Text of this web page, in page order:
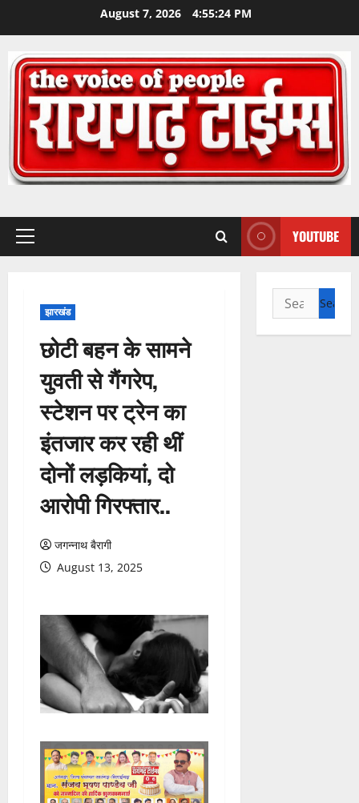
August 7, 2026 4:55:25 PM
Primary
YOUTUBE
झारखंड
छोटी बहन के सामने
युवती से गैंगरेप,
स्टेशन पर ट्रेन का
इंतजार कर रही थीं
दोनों लड़कियां, दो
आरोपी गिरफ्तार..
जगन्नाथ बैरागी
August 13, 2025
Search
for: